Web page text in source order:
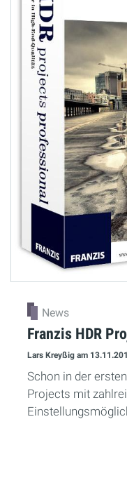
News
Franzis HDR
Lars Kreyßig am
Schon in der
Projects mit